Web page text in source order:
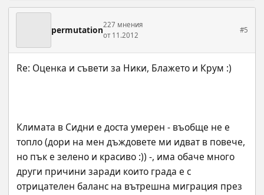
permutation227 мнения
от 11.2012
#5
Климата в Сидни е доста умерен - въобще не е
топло (дори на мен дъждовете ми идват в повече,
но пък е зелено и красиво :)) -, има обаче много
други причини заради които града е с
отрицателен баланс на вътрешна миграция през